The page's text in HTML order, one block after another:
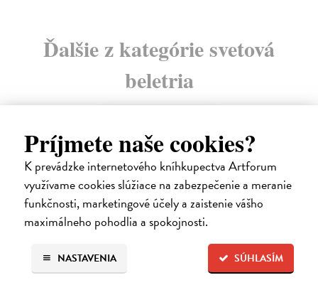
Príjmete naše cookies?
K prevádzke internetového kníhkupectva Artforum
využívame cookies slúžiace na zabezpečenie a meranie
funkčnosti, marketingové účely a zaistenie vášho
maximálneho pohodlia a spokojnosti.
SÚHLASÍM
NASTAVENIA
Ďalšie z kategórie svetová
beletria